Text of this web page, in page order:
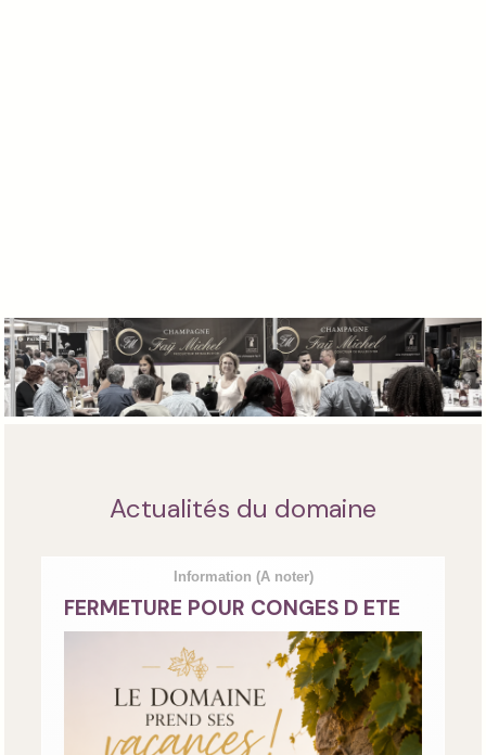
Actualités du domaine
Information (A noter)
FERMETURE POUR CONGES D ETE